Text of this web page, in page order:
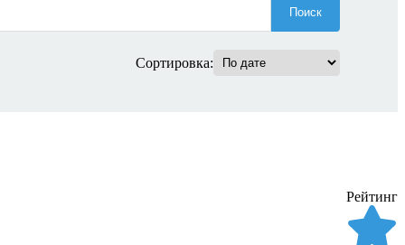
Поиск
Сортировка:
Рейтинг